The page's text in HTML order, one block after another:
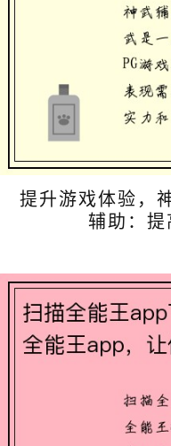
提升游戏体验，
辅助：